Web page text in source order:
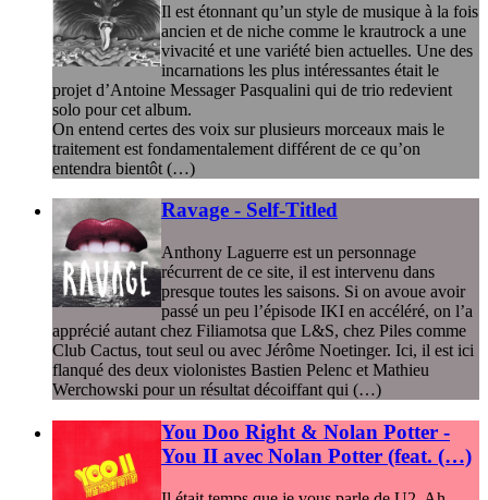
Il est étonnant qu’un style de musique à la fois
ancien et de niche comme le krautrock a une
vivacité et une variété bien actuelles. Une des
incarnations les plus intéressantes était le
projet d’Antoine Messager Pasqualini qui de trio redevient
solo pour cet album.
On entend certes des voix sur plusieurs morceaux mais le
traitement est fondamentalement différent de ce qu’on
entendra bientôt (…)
Ravage - Self-Titled
Anthony Laguerre est un personnage
récurrent de ce site, il est intervenu dans
presque toutes les saisons. Si on avoue avoir
passé un peu l’épisode IKI en accéléré, on l’a
apprécié autant chez Filiamotsa que L&S, chez Piles comme
Club Cactus, tout seul ou avec Jérôme Noetinger. Ici, il est ici
flanqué des deux violonistes Bastien Pelenc et Mathieu
Werchowski pour un résultat décoiffant qui (…)
You Doo Right & Nolan Potter -
You II avec Nolan Potter (feat. (…)